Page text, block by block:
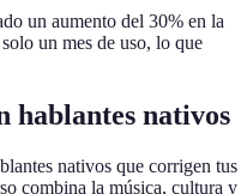
un aumento del 30% en la
un mes de uso, lo que
hablantes nativos
nativos que corrigen tus
combina la música, cultura y